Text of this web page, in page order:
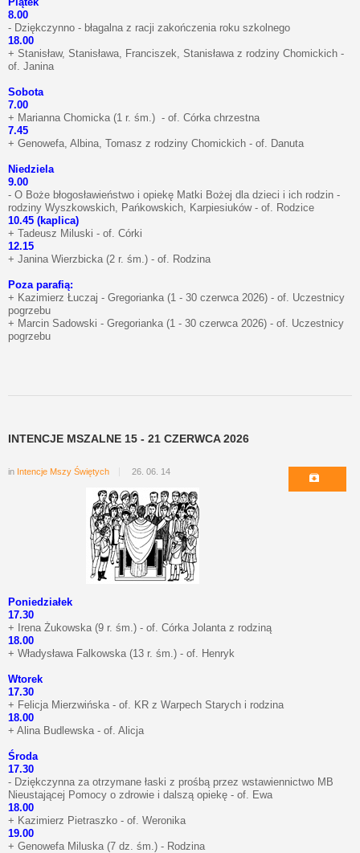
8.00
- Dziękczynno - błagalna z racji zakończenia roku szkolnego
18.00
+ Stanisław, Stanisława, Franciszek, Stanisława z rodziny Chomickich -
of. Janina
Sobota
7.00
+ Marianna Chomicka (1 r. śm.) - of. Córka chrzestna
7.45
+ Genowefa, Albina, Tomasz z rodziny Chomickich - of. Danuta
Niedziela
9.00
- O Boże błogosławieństwo i opiekę Matki Bożej dla dzieci i ich rodzin -
rodziny Wyszkowskich, Pańkowskich, Karpiesiuków - of. Rodzice
10.45 (kaplica)
+ Tadeusz Miluski - of. Córki
12.15
+ Janina Wierzbicka (2 r. śm.) - of. Rodzina
Poza parafią:
+ Kazimierz Łuczaj - Gregorianka (1 - 30 czerwca 2026) - of. Uczestnicy
pogrzebu
+ Marcin Sadowski - Gregorianka (1 - 30 czerwca 2026) - of. Uczestnicy
pogrzebu
INTENCJE MSZALNE 15 - 21 CZERWCA 2026
in Intencje Mszy Świętych 26. 06. 14
Poniedziałek
17.30
+ Irena Żukowska (9 r. śm.) - of. Córka Jolanta z rodziną
18.00
+ Władysława Falkowska (13 r. śm.) - of. Henryk
Wtorek
17.30
+ Felicja Mierzwińska - of. KR z Warpech Starych i rodzina
18.00
+ Alina Budlewska - of. Alicja
Środa
17.30
- Dziękczynna za otrzymane łaski z prośbą przez wstawiennictwo MB
Nieustającej Pomocy o zdrowie i dalszą opiekę - of. Ewa
18.00
+ Kazimierz Pietraszko - of. Weronika
19.00
+ Genowefa Miluska (7 dz. śm.) - Rodzina